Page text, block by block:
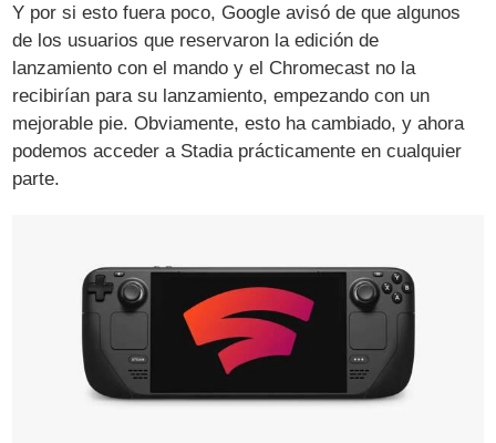
Y por si esto fuera poco, Google avisó de que algunos
de los usuarios que reservaron la edición de
lanzamiento con el mando y el Chromecast no la
recibirían para su lanzamiento, empezando con un
mejorable pie. Obviamente, esto ha cambiado, y ahora
podemos acceder a Stadia prácticamente en cualquier
parte.